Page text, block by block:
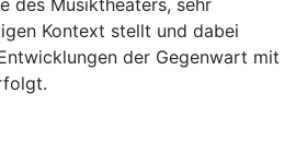
des Musiktheaters, sehr
Kontext stellt und dabei
der Gegenwart mit